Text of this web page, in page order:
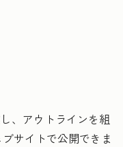
、アウトラインを組
サイトで公開できま